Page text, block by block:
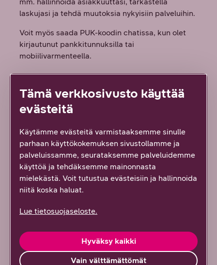
laskujasi ja tehdä muutoksia nykyisiin palveluihin.
Voit myös saada PUK-koodin chatissa, kun olet
kirjautunut pankkitunnuksilla tai
mobiilivarmenteella.
Löysitkö etsimäsi tiedon tältä sivulta?
Palautteesi on tärkeää!
26637 vastausta
Kyllä löysin
Tämä verkkosivusto käyttää
evästeitä
Käytämme evästeitä varmistaaksemme sinulle
parhaan käyttökokemuksen sivustollamme ja
palveluissamme, seurataksemme palveluidemme
käyttöä ja tehdäksemme mainonnasta
mielekästä. Voit tutustua evästeisiin ja hallinnoida
niitä koska haluat.
Lue tietosuojaseloste.
Vain välttämättömät
Hyväksy kaikki